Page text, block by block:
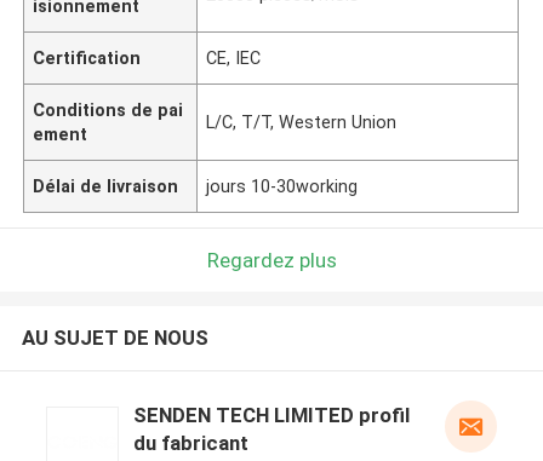
isionnement
Certification CE, IEC
Conditions de pai
ement
L/C, T/T, Western Union
Délai de livraison jours 10-30working
Regardez plus
AU SUJET DE NOUS
SENDEN TECH LIMITED profil
du fabricant